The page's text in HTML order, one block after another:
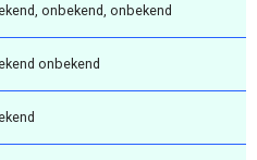
onbekend, onbekend
onbekend